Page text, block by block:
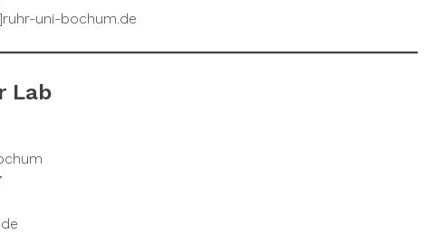
uni-bochum.de
Lab